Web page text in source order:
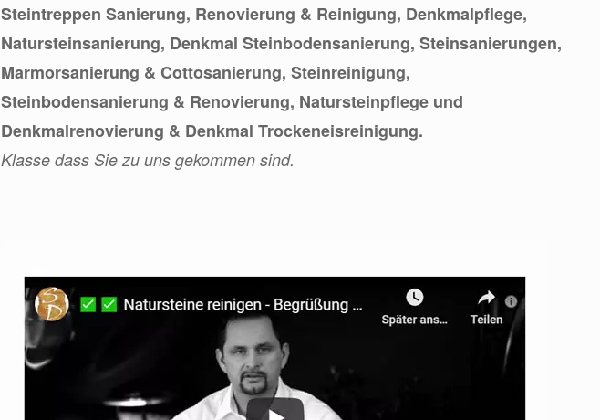
Steintreppen Sanierung, Renovierung & Reinigung, Denkmalpflege,
Natursteinsanierung, Denkmal Steinbodensanierung, Steinsanierungen,
Marmorsanierung & Cottosanierung, Steinreinigung,
Steinbodensanierung & Renovierung, Natursteinpflege und
Denkmalrenovierung & Denkmal Trockeneisreinigung.
Klasse dass Sie zu uns gekommen sind.